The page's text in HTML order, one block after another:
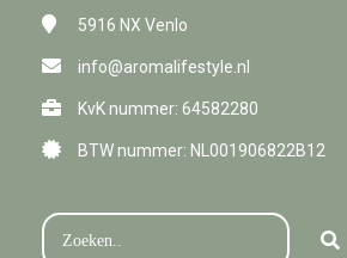
5916 NX Venlo
info@aromalifestyle.nl
KvK nummer: 64582280
BTW nummer: NL001906822B12